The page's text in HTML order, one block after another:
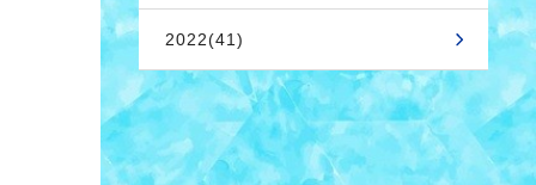
2022(41)